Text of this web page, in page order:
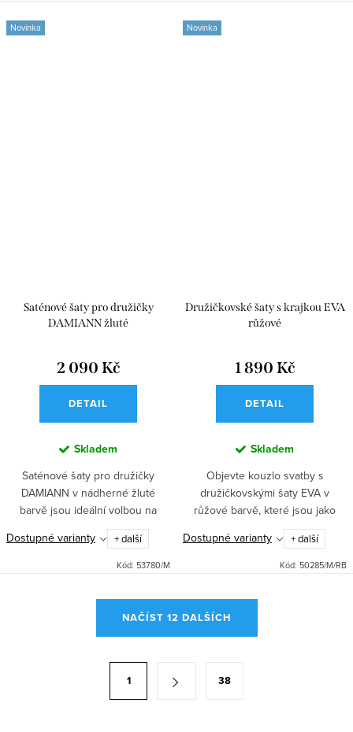
Novinka
Saténové šaty pro družičky
DAMIANN žluté
2 090 Kč
DETAIL
Skladem
Saténové šaty pro družičky
DAMIANN v nádherné žluté
barvě jsou ideální volbou na
svatbu, do tanečních i na ples.
Dlouhá sukně, rozparek a
pohodlné zapínání vzadu zipem
Dostupné varianty + další
Kód: 53780/M
Novinka
Družičkovské šaty s krajkou EVA
růžové
1 890 Kč
DETAIL
Skladem
Objevte kouzlo svatby s
družičkovskými šaty EVA v
růžové barvě, které jsou jako
stvořené pro tanec a ples.
Krajkový top dodává šatům
romantický vzhled, zatímco lehká
Dostupné varianty + další
Kód: 50285/M/RB
NAČÍST 12 DALŠÍCH
1 38